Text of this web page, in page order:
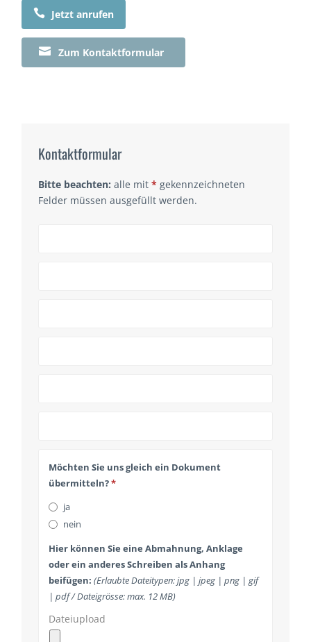
 Jetzt anrufen
 Zum Kontaktformular
Kontaktformular
Bitte beachten: alle mit* gekennzeichneten
Felder müssen ausgefüllt werden.
Möchten Sie uns gleich ein Dokument
übermitteln?*
ja
nein
Hier können Sie eine Abmahnung, Anklage
oder ein anderes Schreiben als Anhang
beifügen: (Erlaubte Dateitypen: jpg | jpeg | png | gif
| pdf / Dateigrösse: max. 12 MB)
Dateiupload